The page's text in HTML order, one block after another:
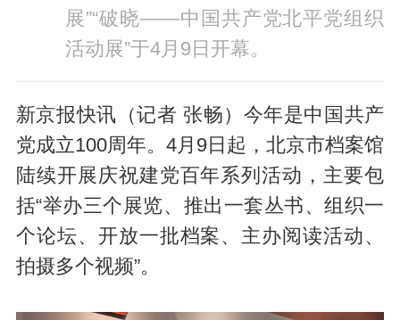
展”“破晓——中国共产党北平党组织
活动展”于4月9日开幕。
新京报快讯（记者 张畅）今年是中国共产
党成立100周年。4月9日起，北京市档案馆
陆续开展庆祝建党百年系列活动，主要包
括“举办三个展览、推出一套丛书、组织一
个论坛、开放一批档案、主办阅读活动、
拍摄多个视频”。